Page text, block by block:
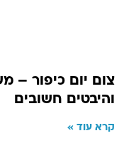
צום יום כיפור –
והיבטים חשובים
קרא עוד »